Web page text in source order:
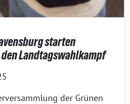
starten
Landtagswahlkampf
der Grünen